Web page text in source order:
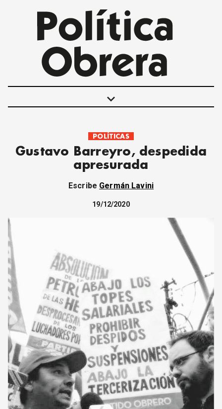
keyboard_arrow_down
POLÍTICAS
INTERNACIONALES
MOVIMIENTO OBRERO
ECONOMÍA
SOCIEDAD Y CULTURA
DECLARACIONES
OPINIÓN
ALTAMIRA RESPONDE
Política Obrera Revista
CONTACTO
POLÍTICAS
Gustavo Barreyro, despedida
apresurada
Escribe Germán Lavini
19/12/2020